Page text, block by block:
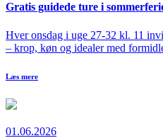
Gratis guidede ture i
Hver onsdag i uge 27-32 kl. 11
– krop, køn og idealer med
Læs mere
01.06.2026